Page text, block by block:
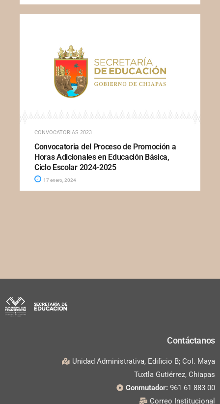
CONVOCATORIAS 2023
Convocatoria del Proceso de Promoción a
Horas Adicionales en Educación Básica,
Ciclo Escolar 2024-2025
17 enero, 2024
Contáctanos
Unidad Administrativa, Edificio B; Col. Maya
Tuxtla Gutiérrez, Chiapas
Conmutador: 961 61 883 00
Correo Institucional